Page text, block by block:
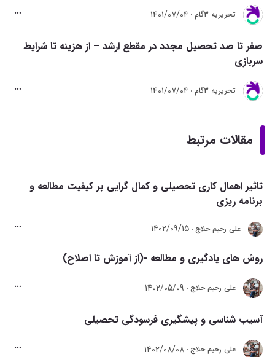
تحريريه 3گام 1401/07/04
صفر تا صد تحصیل مجدد در مقطع ارشد – از هزینه تا شرایط
سربازی
تحريريه 3گام 1401/07/04
مقالات مرتبط
تاثیر اهمال کاری تحصیلی و کمال گرایی بر کیفیت مطالعه و
برنامه ریزی
علی رحیم حلاج 1402/09/15
روش های یادگیری و مطالعه -(از آموزش تا اصلاح)
علی رحیم حلاج 1402/05/09
آسیب شناسی و پیشگیری فرسودگی تحصیلی‌
علی رحیم حلاج 1402/08/08